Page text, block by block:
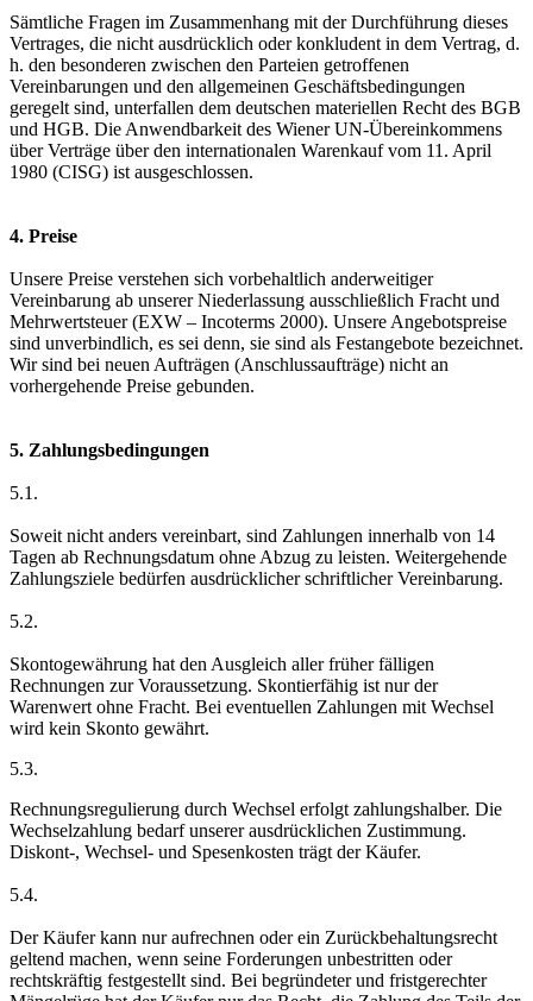
Sämtliche Fragen im Zusammenhang mit der Durchführung dieses
Vertrages, die nicht ausdrücklich oder konkludent in dem Vertrag, d.
h. den besonderen zwischen den Parteien getroffenen
Vereinbarungen und den allgemeinen Geschäftsbedingungen
geregelt sind, unterfallen dem deutschen materiellen Recht des BGB
und HGB. Die Anwendbarkeit des Wiener UN-Übereinkommens
über Verträge über den internationalen Warenkauf vom 11. April
1980 (CISG) ist ausgeschlossen.
4. Preise
Unsere Preise verstehen sich vorbehaltlich anderweitiger
Vereinbarung ab unserer Niederlassung ausschließlich Fracht und
Mehrwertsteuer (EXW – Incoterms 2000). Unsere Angebotspreise
sind unverbindlich, es sei denn, sie sind als Festangebote bezeichnet.
Wir sind bei neuen Aufträgen (Anschlussaufträge) nicht an
vorhergehende Preise gebunden.
5. Zahlungsbedingungen
5.1.
Soweit nicht anders vereinbart, sind Zahlungen innerhalb von 14
Tagen ab Rechnungsdatum ohne Abzug zu leisten. Weitergehende
Zahlungsziele bedürfen ausdrücklicher schriftlicher Vereinbarung.
5.2.
Skontogewährung hat den Ausgleich aller früher fälligen
Rechnungen zur Voraussetzung. Skontierfähig ist nur der
Warenwert ohne Fracht. Bei eventuellen Zahlungen mit Wechsel
wird kein Skonto gewährt.
5.3.
Rechnungsregulierung durch Wechsel erfolgt zahlungshalber. Die
Wechselzahlung bedarf unserer ausdrücklichen Zustimmung.
Diskont-, Wechsel- und Spesenkosten trägt der Käufer.
5.4.
Der Käufer kann nur aufrechnen oder ein Zurückbehaltungsrecht
geltend machen, wenn seine Forderungen unbestritten oder
rechtskräftig festgestellt sind. Bei begründeter und fristgerechter